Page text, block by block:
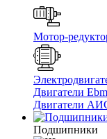
Мотор-
Двигатели
Двигатели
Подшипники